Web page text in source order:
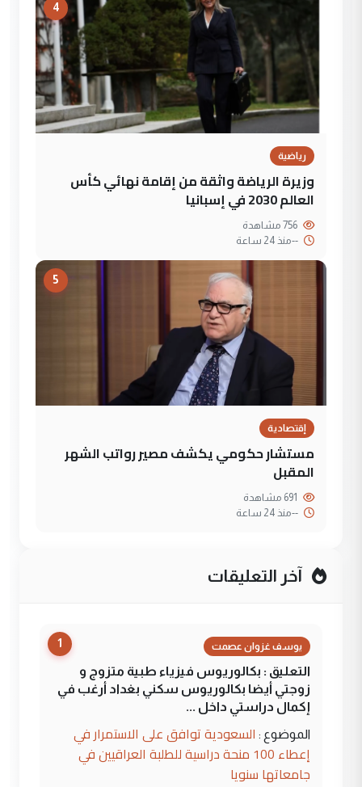
4
رياضية
وزيرة الرياضة واثقة من إقامة نهائي كأس
العالم 2030 في إسبانيا
--منذ 24 ساعة
5
إقتصادية
مستشار حكومي يكشف مصير رواتب الشهر
المقبل
--منذ 24 ساعة
آخر التعليقات
1 يوسف غزوان عصمت
التعليق : بكالوريوس فيزياء طبية متزوج و
زوجتي أيضا بكالوريوس سكني بغداد أرغب في
إكمال دراستي داخل ...
الموضوع : السعودية توافق على الاستمرار في
إعطاء 100 منحة دراسية للطلبة العراقيين في
جامعاتها سنويا